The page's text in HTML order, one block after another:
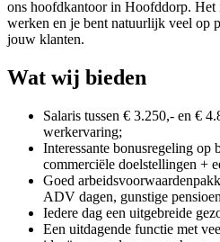
ons hoofdkantoor in Hoofddorp. Het
werken en je bent natuurlijk veel op
jouw klanten.
Wat wij bieden
Salaris tussen € 3.250,- en €
werkervaring;
Interessante bonusregeling op
commerciële doelstellingen +
Goed
ADV dagen, gunstige
Iedere dag een uitgebreide
Een uitdagende functie met